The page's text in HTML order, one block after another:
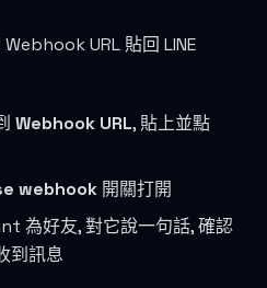
URL 貼回 LINE
Webhook URL, 貼上並點
webhook 開關打開
為好友, 對它說一句話, 確認
到訊息